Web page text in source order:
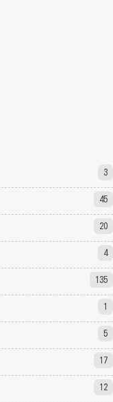
3
45
20
4
135
1
5
17
12